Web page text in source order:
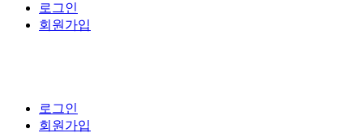
로그인
회원가입
로그인
회원가입